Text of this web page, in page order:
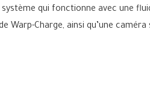
qui fonctionne avec une
Warp-Charge, ainsi qu’une